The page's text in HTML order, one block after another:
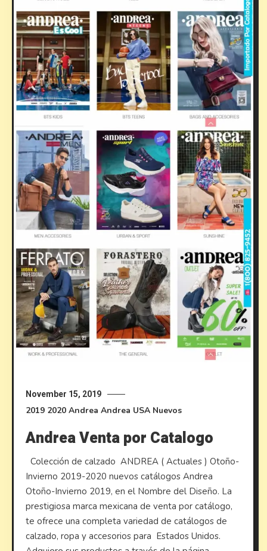
November 15, 2019
2019 2020 Andrea Andrea USA Nuevos
Andrea Venta por Catalogo
Colección de calzado ANDREA ( Actuales ) Otoño-
Invierno 2019-2020 nuevos catálogos Andrea
Otoño-Invierno 2019, en el Nombre del Diseño. La
prestigiosa marca mexicana de venta por catálogo,
te ofrece una completa variedad de catálogos de
calzado, ropa y accesorios para Estados Unidos.